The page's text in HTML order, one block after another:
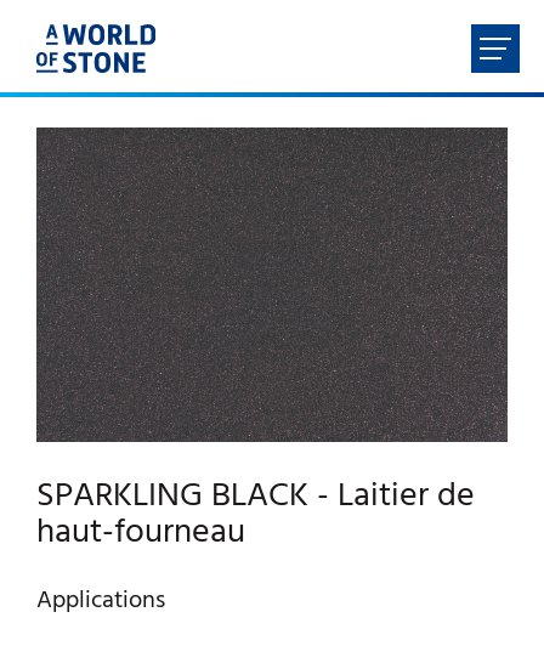
ACCUEIL
À PROPOS
PRODUITS
SERVICES
CONTACT
SPARKLING BLACK - Laitier de
haut-fourneau
Applications